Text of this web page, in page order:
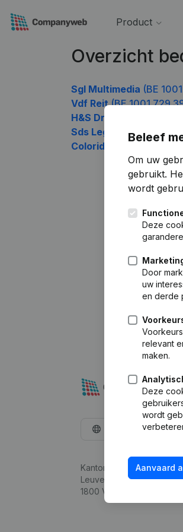
Product
Overzicht
Sgl Multimedia (BE
Vdf Reit(BE
H&S Drive Limo
Sds Legal & Construct
Colorida
Beleef
Om uw
gebruikt.
wordt
Deze
Door
uw
en derde
relevant
maken.
Deze
wordt
Aanvaard
Nederlands
Kantorenpark Everest
Leuvensesteenweg 248D,
1800 Vilvoorde